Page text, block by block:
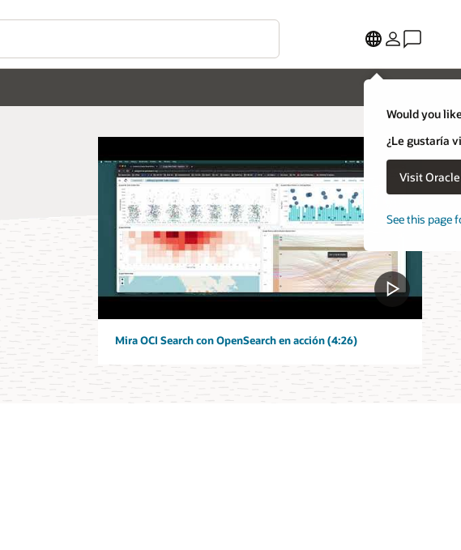
Would you
¿Le gustaría
Visit
See this page
Mira OCI Search con OpenSearch en acción (4:26)